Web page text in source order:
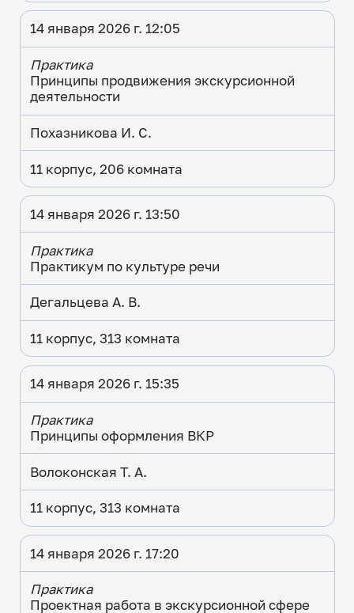
14 января 2026 г. 12:05
Практика
Принципы продвижения экскурсионной
деятельности
Похазникова И. С.
11 корпус, 206 комната
14 января 2026 г. 13:50
Практика
Практикум по культуре речи
Дегальцева А. В.
11 корпус, 313 комната
14 января 2026 г. 15:35
Практика
Принципы оформления ВКР
Волоконская Т. А.
11 корпус, 313 комната
14 января 2026 г. 17:20
Практика
Проектная работа в экскурсионной сфере